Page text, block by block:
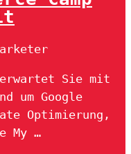
erwartet Sie mit
um Google
Optimierung,
My …